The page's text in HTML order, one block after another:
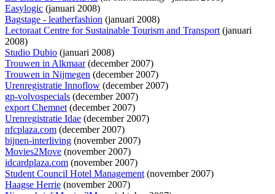
Easylogic (januari 2008)
Bagstage - leatherfashion (januari 2008)
Lectoraat Centre for Sustainable Tourism and Transport(januari
2008)
Studio Dubio (januari 2008)
Trouwen in Alkmaar(december 2007)
Trouwen in Nijmegen (december 2007)
Urenregistratie Innoflow (december 2007)
gp-volvospecials (december 2007)
export Chemnet(december 2007)
Urenregistratie Idae (december 2007)
nfcplaza.com (december 2007)
bijnen-interliving (november 2007)
Movies2Move (november 2007)
idcardplaza.com (november 2007)
Student Council Hotel Management(november 2007)
Haagse Herrie (november 2007)